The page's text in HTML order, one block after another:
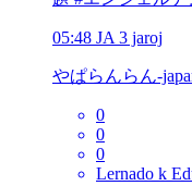
05:48 JA 3 jaroj
やぱらんらん-
0
0
0
Lernado k